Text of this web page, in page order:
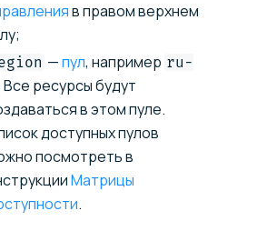
в правом верхнем
—пул, например ru-
Все ресурсы будут
в этом пуле.
доступных пулов
посмотреть в
Матрицы
.